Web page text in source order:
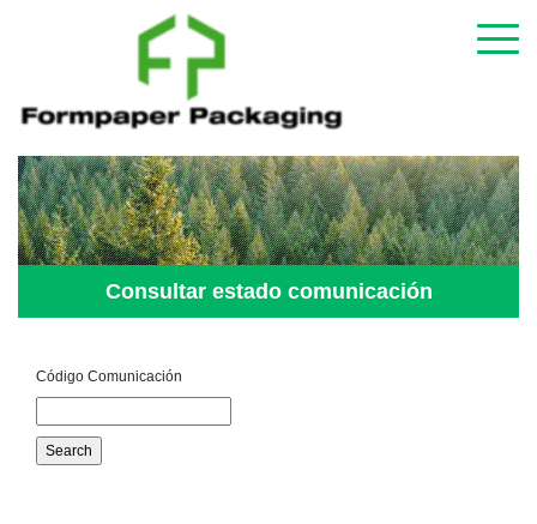
Consultar estado comunicación
Código Comunicación